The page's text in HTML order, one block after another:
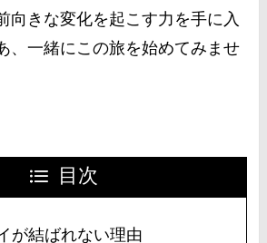
向きな変化を起こす力を手に入
、一緒にこの旅を始めてみませ
目次
が結ばれない理由